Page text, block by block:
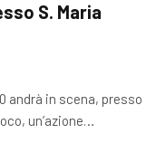
S. Maria
andrà in scena, presso
un’azione…